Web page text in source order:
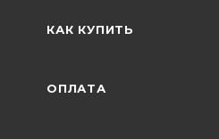
КАК КУПИТЬ
ОПЛАТА